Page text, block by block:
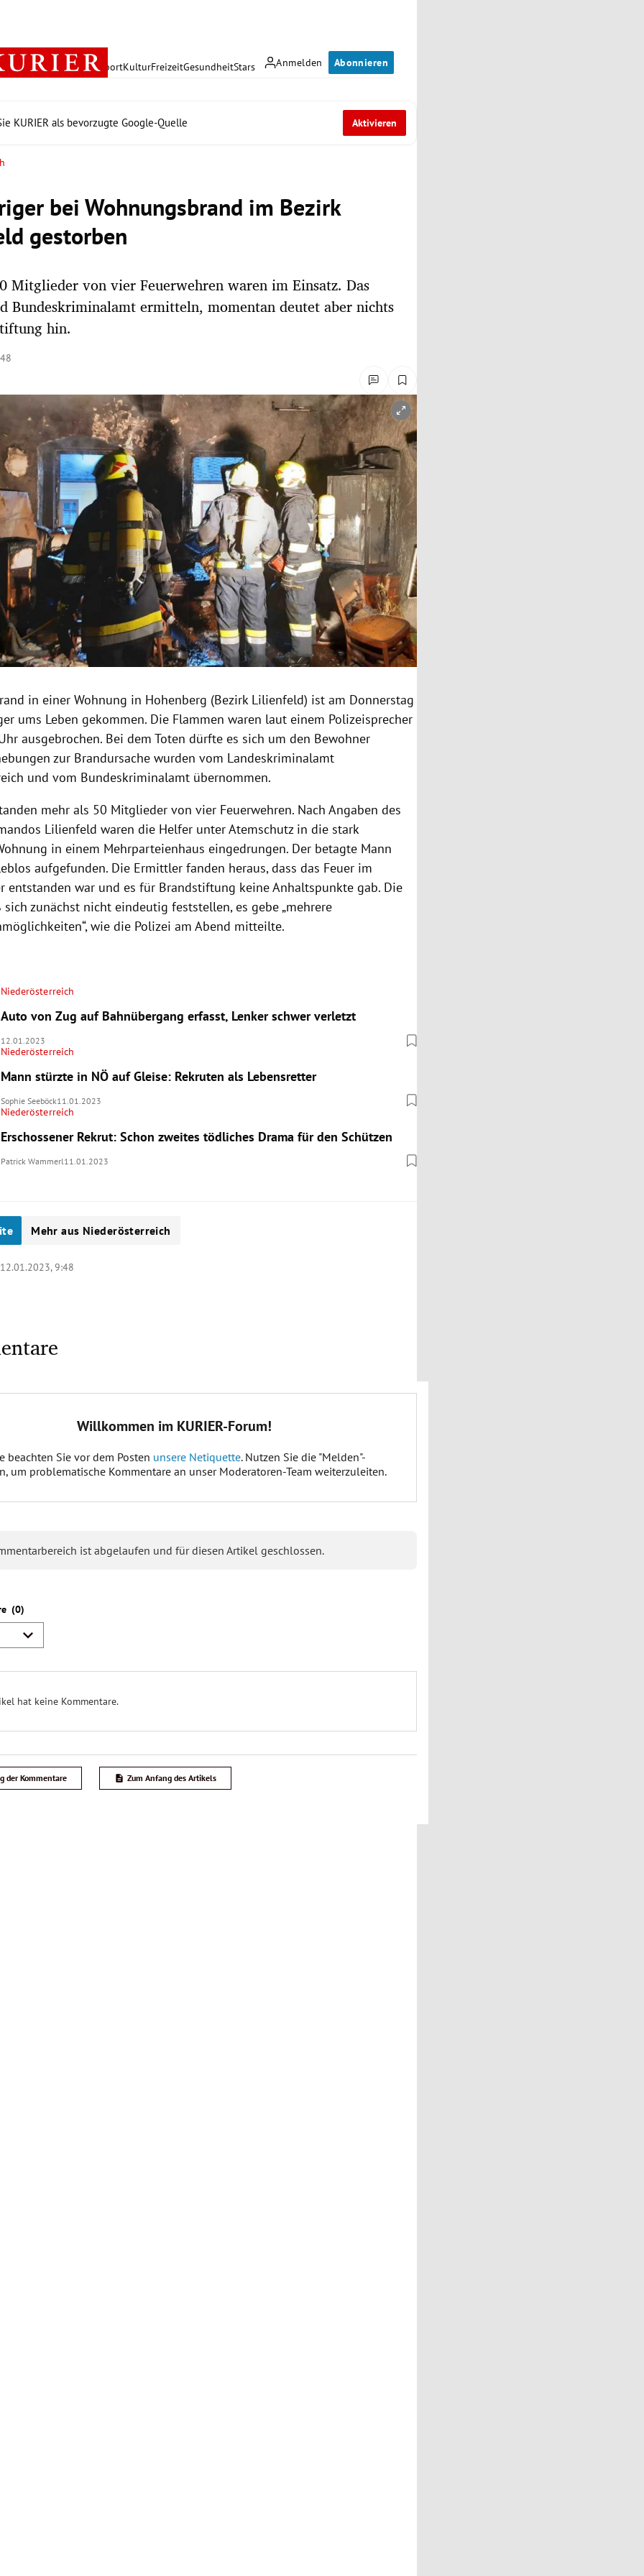
Anmelden Abonnieren
PolitikWirtschaft SportKulturFreizeitGesundheitStars
KURIER als bevorzugte Google-Quelle Aktivieren
bei Wohnungsbrand im Bezirk
gestorben
Mitglieder von vier Feuerwehren waren im Einsatz. Das
Bundeskriminalamt ermitteln, momentan deutet aber nichts
hin.
öffnen/schließen
in einer Wohnung in Hohenberg (Bezirk Lilienfeld) ist am Donnerstag
ums Leben gekommen. Die Flammen waren laut einem Polizeisprecher
ausgebrochen. Bei dem Toten dürfte es sich um den Bewohner
zur Brandursache wurden vom Landeskriminalamt
und vom Bundeskriminalamt übernommen.
mehr als 50 Mitglieder von vier Feuerwehren. Nach Angaben des
Lilienfeld waren die Helfer unter Atemschutz in die stark
in einem Mehrparteienhaus eingedrungen. Der betagte Mann
aufgefunden. Die Ermittler fanden heraus, dass das Feuer im
entstanden war und es für Brandstiftung keine Anhaltspunkte gab. Die
sich zunächst nicht eindeutig feststellen, es gebe „mehrere
wie die Polizei am Abend mitteilte.
Niederösterreich
Auto von Zug auf Bahnübergang erfasst, Lenker schwer verletzt
12.01.2023
Niederösterreich
Mann stürzte in NÖ auf Gleise: Rekruten als Lebensretter
Sophie Seeböck11.01.2023
Niederösterreich
Erschossener Rekrut: Schon zweites tödliches Drama für den Schützen
Patrick Wammerl 11.01.2023
Mehr aus Niederösterreich
12.01.2023, 9:48